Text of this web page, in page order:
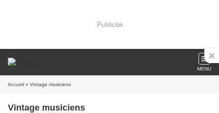
Publicité
MENU
Accueil » Vintage musiciens
Vintage musiciens